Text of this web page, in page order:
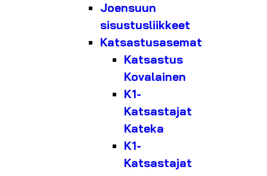
Joensuun
sisustusliikkeet
Katsastusasemat
Katsastus
Kovalainen
K1-
Katsastajat
Kateka
K1-
Katsastajat